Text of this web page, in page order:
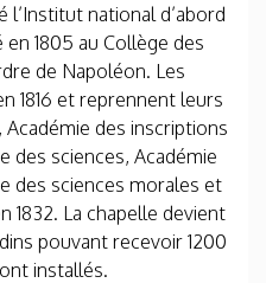
national d’abord
1805 au Collège des
de Napoléon. Les
1816 et reprennent leurs
Académie des inscriptions
des sciences, Académie
des sciences morales et
1832. La chapelle devient
pouvant recevoir 1200
installés.